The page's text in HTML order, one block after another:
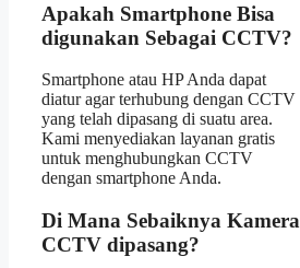
Apakah Smartphone Bisa
digunakan Sebagai CCTV?
Smartphone atau HP Anda dapat
diatur agar terhubung dengan CCTV
yang telah dipasang di suatu area.
Kami menyediakan layanan gratis
untuk menghubungkan CCTV
dengan smartphone Anda.
Di Mana Sebaiknya Kamera
CCTV dipasang?